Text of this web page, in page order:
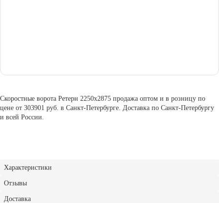
Скоростные ворота Ретерн 2250х2875 продажа оптом и в розницу по
цене от 303901 руб. в Санкт-Петербурге. Доставка по Санкт-Петербургу
и всей России.
Характеристики
Отзывы
Доставка